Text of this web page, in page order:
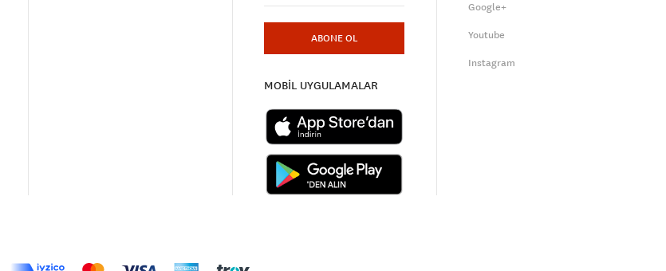
ABONE OL
MOBİL UYGULAMALAR
Google+
Youtube
Instagram